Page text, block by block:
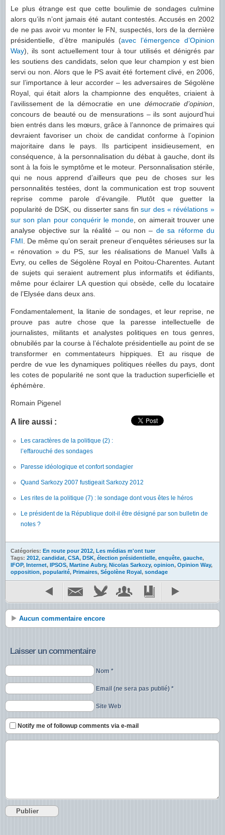
Le plus étrange est que cette boulimie de sondages culmine
alors qu’ils n’ont jamais été autant contestés. Accusés en 2002
de ne pas avoir vu monter le FN, suspectés, lors de la dernière
présidentielle, d’être manipulés (avec l’émergence d’Opinion
Way), ils sont actuellement tour à tour utilisés et dénigrés par
les soutiens des candidats, selon que leur champion y est bien
servi ou non. Alors que le PS avait été fortement clivé, en 2006,
sur l’importance à leur accorder – les adversaires de Ségolène
Royal, qui était alors la championne des enquêtes, criaient à
l’avilissement de la démocratie en une démocratie d’opinion
concours de beauté ou de mensurations – ils sont aujourd’hui
bien entrés dans les mœurs, grâce à l’annonce de primaires qui
devraient favoriser un choix de candidat conforme à l’opinion
majoritaire dans le pays. Ils participent insidieusement, en
conséquence, à la personnalisation du débat à gauche, dont ils
sont à la fois le symptôme et le moteur. Personnalisation stérile,
qui ne nous apprend d’ailleurs que peu de choses sur les
personnalités testées, dont la communication est trop souvent
reprise comme parole d’évangile. Plutôt que guetter la
popularité de DSK, ou disserter sans finsur des « révélations »
sur son plan pour conquérir le monde , on aimerait trouver une
analyse objective sur la réalité – ou non – de sa réforme du
FMI . De même qu’on serait preneur d’enquêtes sérieuses sur la
« rénovation » du PS, sur les réalisations de Manuel Valls à
Evry, ou celles de Ségolène Royal en Poitou-Charentes. Autant
de sujets qui seraient autrement plus informatifs et édifiants,
même pour éclairer LA question qui obsède, celle du locataire
de l’Elysée dans deux ans.
Fondamentalement, la litanie de sondages, et leur reprise, ne
prouve pas autre chose que la paresse intellectuelle de
journalistes, militants et analystes politiques en tous genres,
obnubilés par la course à l’échalote présidentielle au point de se
transformer en commentateurs hippiques. Et au risque de
perdre de vue les dynamiques politiques réelles du pays, dont
les cotes de popularité ne sont que la traduction superficielle et
éphémère.
Romain Pigenel
A lire aussi :
Les caractères de la politique (2) :
l’effarouché des sondages
Paresse idéologique et confort sondagier
Quand Sarkozy 2007 fustigeait Sarkozy 2012
Les rites de la politique (7) : le sondage dont vous êtes le héros
Le président de la République doit-il être désigné par son bulletin de
notes ?
Catégories: En route pour 2012, Les médias m'ont tuer
Tags: 2012, candidat, CSA, DSK, élection présidentielle, enquête, gauche,
IFOP, Internet, IPSOS, Martine Aubry, Nicolas Sarkozy, opinion, Opinion Way,
opposition, popularité, Primaires, Ségolène Royal, sondage
Aucun commentaire encore
Laisser un commentaire
Nom *
Email (ne sera pas publié) *
Site Web
Notify me of followup comments via e-mail